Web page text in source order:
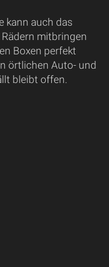
kann auch das
mitbringen
Boxen perfekt
örtlichen Auto- und
bleibt offen.